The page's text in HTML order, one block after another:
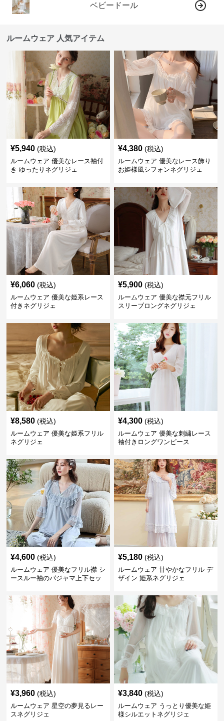
ベビードール
ルームウェア 人気アイテム
¥5,940 (税込)
ルームウェア 優美なレース袖付
き ゆったりネグリジェ
¥4,380 (税込)
ルームウェア 優美なレース飾り
お姫様風シフォンネグリジェ
¥6,060 (税込)
ルームウェア 優美な姫系レース
付きネグリジェ
¥5,900 (税込)
ルームウェア 優美な襟元フリル
スリーブロングネグリジェ
¥8,580 (税込)
ルームウェア 優美な姫系フリル
ネグリジェ
¥4,300 (税込)
ルームウェア 優美な刺繍レース
袖付きロングワンピース
¥4,600 (税込)
ルームウェア 優美なフリル襟 シ
ースルー袖のパジャマ上下セッ
¥5,180 (税込)
ルームウェア 甘やかなフリル デ
ザイン 姫系ネグリジェ
¥3,960 (税込)
ルームウェア 星空の夢見るレー
スネグリジェ
¥3,840 (税込)
ルームウェア うっとり優美な姫
様シルエットネグリジェ